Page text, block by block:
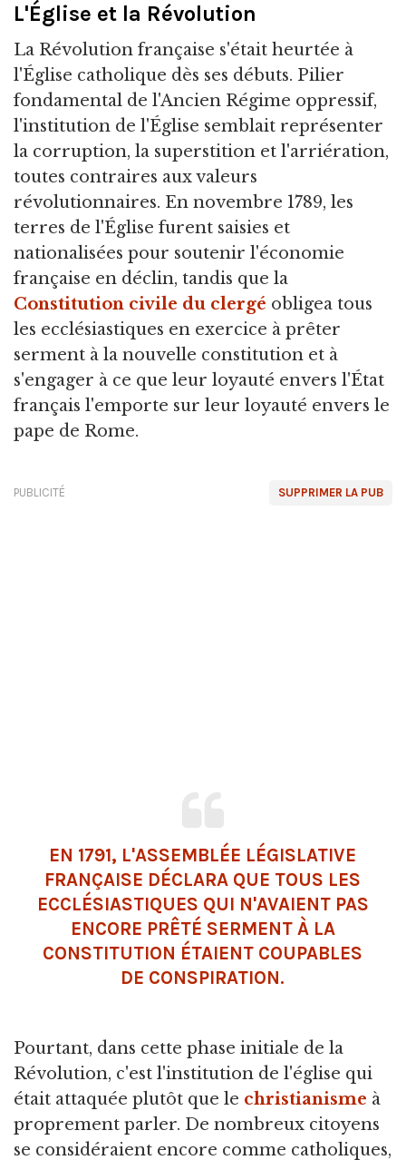
L'Église et la Révolution
La Révolution française s'était heurtée à
l'Église catholique dès ses débuts. Pilier
fondamental de l'Ancien Régime oppressif,
l'institution de l'Église semblait représenter
la corruption, la superstition et l'arriération,
toutes contraires aux valeurs
révolutionnaires. En novembre 1789, les
terres de l'Église furent saisies et
nationalisées pour soutenir l'économie
française en déclin, tandis que la
Constitution civile du clergé obligea tous
les ecclésiastiques en exercice à prêter
serment à la nouvelle constitution et à
s'engager à ce que leur loyauté envers l'État
français l'emporte sur leur loyauté envers le
pape de Rome.
SUPPRIMER LA PUB
PUBLICITÉ
EN 1791, L'ASSEMBLÉE LÉGISLATIVE
FRANÇAISE DÉCLARA QUE TOUS LES
ECCLÉSIASTIQUES QUI N'AVAIENT PAS
ENCORE PRÊTÉ SERMENT À LA
CONSTITUTION ÉTAIENT COUPABLES
DE CONSPIRATION.
Pourtant, dans cette phase initiale de la
Révolution, c'est l'institution de l'église qui
était attaquée plutôt que le christianisme à
proprement parler. De nombreux citoyens
se considéraient encore comme catholiques,